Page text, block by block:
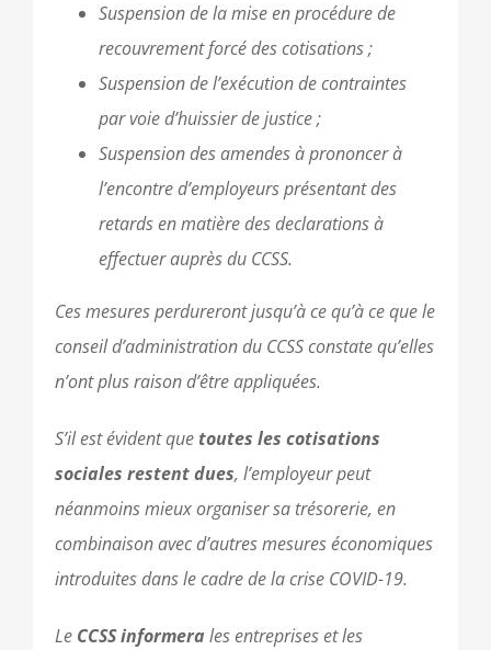
Suspension de la mise en procédure de
recouvrement forcé des cotisations ;
Suspension de l’exécution de contraintes
par voie d’huissier de justice ;
Suspension des amendes à prononcer à
l’encontre d’employeurs présentant des
retards en matière des declarations à
effectuer auprès du CCSS.
Ces mesures perdureront jusqu’à ce qu’à ce que le
conseil d’administration du CCSS constate qu’elles
n’ont plus raison d’être appliquées.
S’il est évident que toutes les cotisations
sociales restent dues, l’employeur peut
néanmoins mieux organiser sa trésorerie, en
combinaison avec d’autres mesures économiques
introduites dans le cadre de la crise COVID-19.
Le CCSS informera les entreprises et les